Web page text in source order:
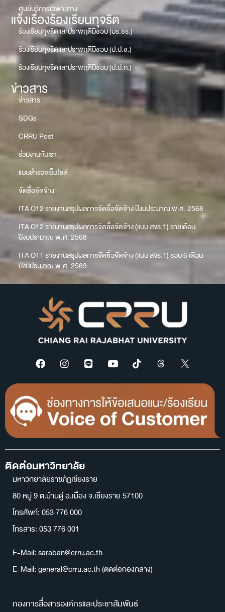
ศูนย์บริการเฉพาะทาง
แจ้งเรื่องร้องเรียนทุจริต
ร้องเรียนทุจริตและประพฤติมิชอบ (มร.ชร.)
ร้องเรียนทุจริตและประพฤติมิชอบ (ป.ป.ช.)
ร้องเรียนทุจริตและประพฤติมิชอบ (ป.ป.ท.)
ข่าวสาร
ข่าวสาร
SDGs
CRRU Post
ร่วมงานกับเรา
แบบสำรวจเว็บไซต์
จัดซื้อจัดจ้าง
ITA O12 รายงานสรุปผลการจัดซื้อจัดจ้าง ปีงบประมาณ พ.ศ. 2568
ITA O12 รายงานสรุปผลการจัดซื้อจัดจ้าง (แบบ สขร.1) รายเดือน
ปีงบประมาณ พ.ศ. 2568
ITA O11 รายงานสรุปผลการจัดซื้อจัดจ้าง (แบบ สขร.1) รอบ 6 เดือน
ปีงบประมาณ พ.ศ. 2569
ติดต่อมหาวิทยาลัย
มหาวิทยาลัยราชภัฏเชียงราย
80 หมู่ 9 ต.บ้านดู่ อ.เมือง จ.เชียงราย 57100
โทรศัพท์: 053 776 000
โทรสาร: 053 776 001
E-Mail: saraban@crru.ac.th
E-Mail: general@crru.ac.th (ติดต่อกองกลาง)
กองการสื่อสารองค์กรและประชาสัมพันธ์